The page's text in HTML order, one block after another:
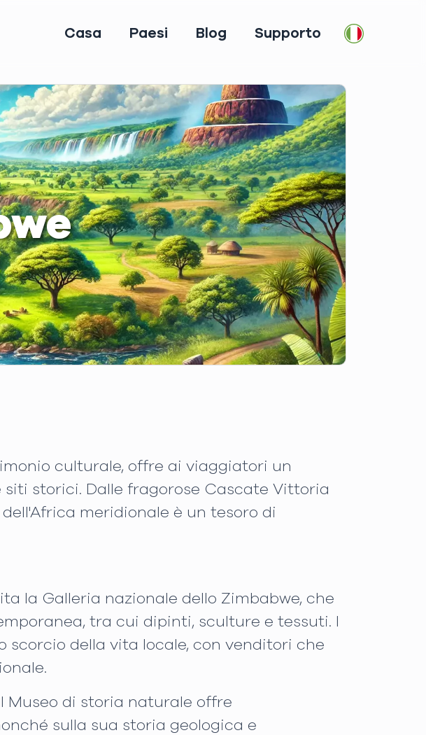
Casa Paesi Blog Supporto
culturale, offre ai viaggiatori un
storici. Dalle fragorose Cascate Vittoria
meridionale è un tesoro di
la Galleria nazionale dello Zimbabwe, che
tra cui dipinti, sculture e tessuti. I
della vita locale, con venditori che
Museo di storia naturale offre
sulla sua storia geologica e